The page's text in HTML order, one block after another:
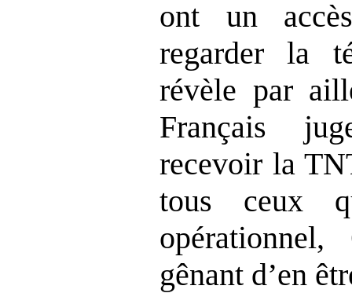
ont un
regarder la
révèle par
Français
recevoir la
tous ceux
gênant d’en